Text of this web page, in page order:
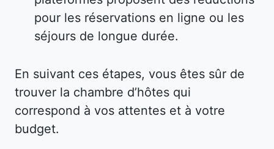
pour les réservations en ligne ou les
séjours de longue durée.
En suivant ces étapes, vous êtes sûr de
trouver la chambre d’hôtes qui
correspond à vos attentes et à votre
budget.